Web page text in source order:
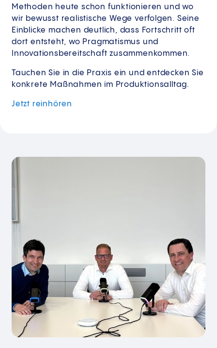
Methoden heute schon funktionieren und wo
wir bewusst realistische Wege verfolgen. Seine
Einblicke machen deutlich, dass Fortschritt oft
dort entsteht, wo Pragmatismus und
Innovationsbereitschaft zusammenkommen.
Tauchen Sie in die Praxis ein und entdecken Sie
konkrete Maßnahmen im Produktionsalltag.
Jetzt reinhören